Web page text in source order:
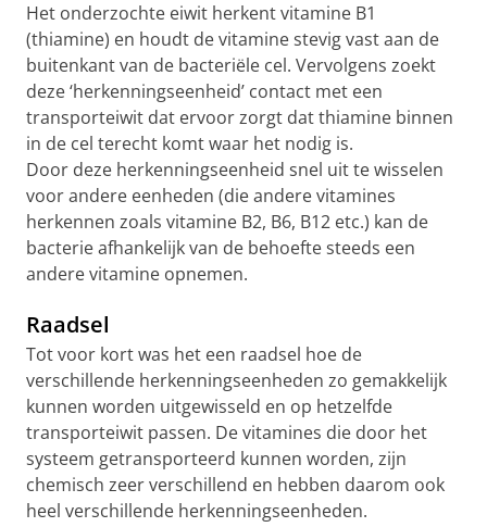
Het onderzochte eiwit herkent vitamine B1
(thiamine) en houdt de vitamine stevig vast aan de
buitenkant van de bacteriële cel. Vervolgens zoekt
deze ‘herkenningseenheid’ contact met een
transporteiwit dat ervoor zorgt dat thiamine binnen
in de cel terecht komt waar het nodig is.
Door deze herkenningseenheid snel uit te wisselen
voor andere eenheden (die andere vitamines
herkennen zoals vitamine B2, B6, B12 etc.) kan de
bacterie afhankelijk van de behoefte steeds een
andere vitamine opnemen.
Raadsel
Tot voor kort was het een raadsel hoe de
verschillende herkenningseenheden zo gemakkelijk
kunnen worden uitgewisseld en op hetzelfde
transporteiwit passen. De vitamines die door het
systeem getransporteerd kunnen worden, zijn
chemisch zeer verschillend en hebben daarom ook
heel verschillende herkenningseenheden.